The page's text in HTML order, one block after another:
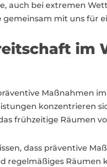
auch bei extremen
gemeinsam mit uns
im
Maßnahmen
konzentrieren
frühzeitige Räumen
dass präventive
regelmäßiges